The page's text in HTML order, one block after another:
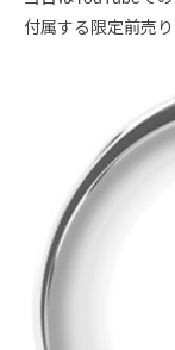
付属する限定前売